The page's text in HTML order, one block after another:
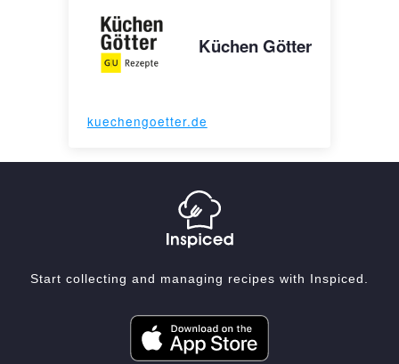
Küchen Götter
kuechengoetter.de
Start collecting and managing recipes with Inspiced.